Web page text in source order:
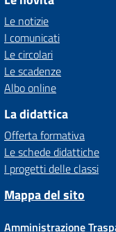
Le notizie
I comunicati
Le circolari
Le scadenze
Albo online
La didattica
Offerta formativa
Le schede didattiche
I progetti delle classi
Mappa del sito
Amministrazione